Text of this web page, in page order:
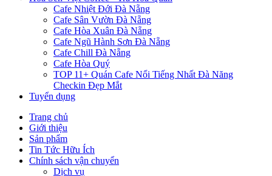
Cafe Nhiệt Đới Đà Nẵng
Cafe Sân Vườn Đà Nẵng
Cafe Hòa Xuân Đà Nẵng
Cafe Ngũ Hành Sơn Đà Nẵng
Cafe Chill Đà Nẵng
Cafe Hòa Quý
TOP 11+ Quán Cafe Nổi Tiếng Nhất Đà Năng
Checkin Đẹp Mắt
Tuyển dụng
Trang chủ
Giới thiệu
Sản phẩm
Tin Tức Hữu Ích
Chính sách vận chuyển
Dịch vụ